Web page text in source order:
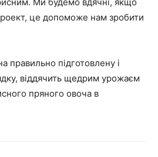
Ми будемо вдячні, якщо
це допоможе нам зробити
правильно підготовлену і
віддячить щедрим урожаєм
пряного овоча в